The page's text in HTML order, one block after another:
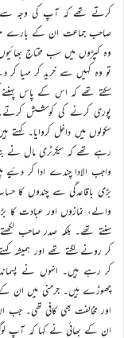
کرتے تھے کہ آپ کی وجہ سے
صاحب جماعت ان کے بارے میں
وہ کپڑوں میں سب محتاج
تو وہ کہیں سے خرید کر مہیا
سکتے تھے کہ اس کے پاس پہننے
پوری کرنے کی کوشش کرتے۔
سکولوں میں داخل کروایا۔
رہے تھے کہ سیکرٹری مال نے
واجب الادا چندے ادا کر دئیے
بڑی باقاعدگی سے چندوں کا
والے، نمازوں اور عبادت کا
سنتے تھے۔ بلکہ صدر صاحب
کر رونے لگتے تھے اور ہمیشہ
کر رہے ہیں۔ انہوں نے
چھوڑے ہیں۔ جرمنی میں ان کے
اور مخالفت بھی کافی تھی۔
ان کے بھائی نے کہا کہ آپ لوگ